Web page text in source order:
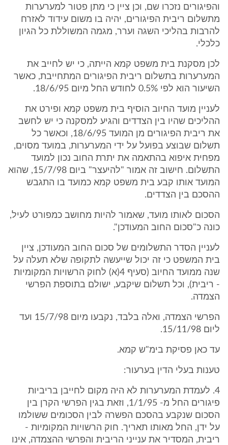
והפיגורים נזכרו שם, וכן ציין כי מתן פטור למערערות
מתשלום ריבית הפיגורים, יהיה בו משום עידוד לאזרח
להרבות בהליכי השגה וערר, מגמה המשוללת כל הגיון
כלכלי.
לכן מסקנת בית משפט קמא הייתה, כי יש לחייב את
המערערות בתשלום ריבית הפיגורים המתחייבת, כאשר
השיעור הוא לפי 0.5% לחודש החל מיום 18/6/95.
לעניין מועד החיוב הוסיף בית משפט קמא ופירט את
ההליכים שהיו בין הצדדים והגיע למסקנה כי יש לחשב
את ריבית הפיגורים מן המועד 18/6/95, וכאשר כל
תשלום שבוצע בפועל על ידי המערערות, במועד מסוים,
מפחית איפוא בהתאמה את יתרת החוב נכון למועד
התשלום. חישוב זה אמור "להיעצר" ביום 15/7/98, שהוא
המועד אותו קבע בית משפט קמא כמועד בו התגבש
ההסכם בין הצדדים.
הסכום לאותו מועד, שאמור להיות מחושב כמפורט לעיל,
כונה כ"סכום החוב המעודכן".
לעניין הסדר התשלומים של סכום החוב המעודכן, ציין
בית המשפט כי זה יכול שייעשה לתקופה שלא תעלה על
שנה ממועד החיוב (סעיף 4(א) לחוק הרשויות המקומיות
- ריבית), וכל תשלום שיקבע, ישולם בתוספת הפרשי
הצמדה.
הפרשי הצמדה, ואלה בלבד, נקבעו מיום 15/7/98 ועד
ליום 15/11/98.
עד כאן פסיקת בימ"ש קמא.
טענות בעלי הדין בערעור:
4. לעמדת המערערות לא היה מקום לחייבן בריביות
פיגורים החל מ- 1/1/95, וזאת בגין הפרשי הקרן בין
הסכום שנקבע בהסכם הפשרה לבין הסכומים ששולמו
על ידן, החל מאותו תאריך. חוק הרשויות המקומיות -
ריבית, המסדיר את ענייני הריבית והפרשי ההצמדה, אינו